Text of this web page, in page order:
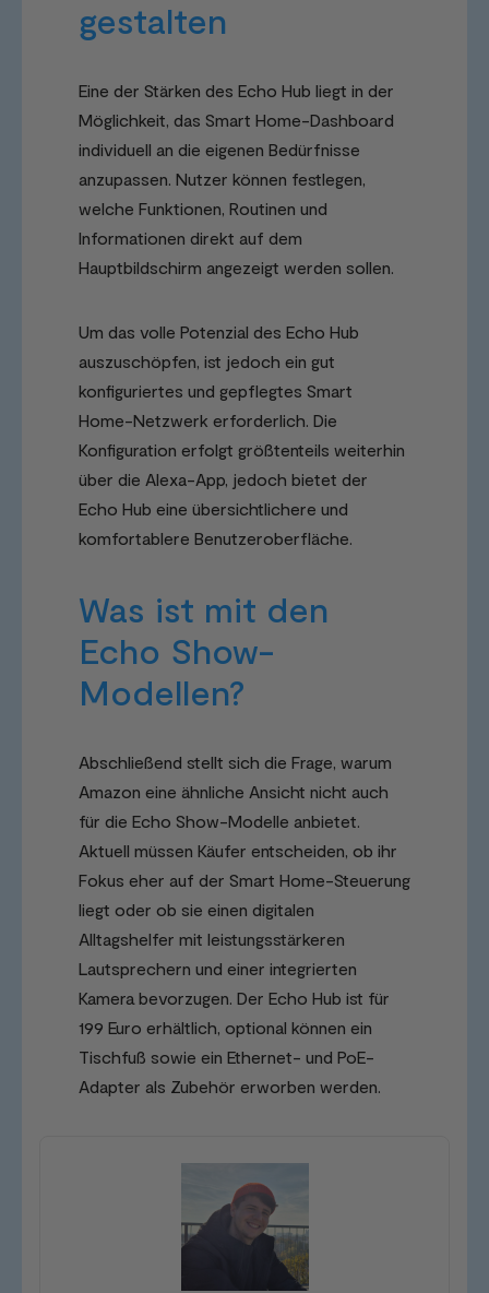
gestalten
Eine der Stärken des Echo Hub liegt in der
Möglichkeit, das Smart Home-Dashboard
individuell an die eigenen Bedürfnisse
anzupassen. Nutzer können festlegen,
welche Funktionen, Routinen und
Informationen direkt auf dem
Hauptbildschirm angezeigt werden sollen.
Um das volle Potenzial des Echo Hub
auszuschöpfen, ist jedoch ein gut
konfiguriertes und gepflegtes Smart
Home-Netzwerk erforderlich. Die
Konfiguration erfolgt größtenteils weiterhin
über die Alexa-App, jedoch bietet der
Echo Hub eine übersichtlichere und
komfortablere Benutzeroberfläche.
Was ist mit den
Echo Show-
Modellen?
Abschließend stellt sich die Frage, warum
Amazon eine ähnliche Ansicht nicht auch
für die Echo Show-Modelle anbietet.
Aktuell müssen Käufer entscheiden, ob ihr
Fokus eher auf der Smart Home-Steuerung
liegt oder ob sie einen digitalen
Alltagshelfer mit leistungsstärkeren
Lautsprechern und einer integrierten
Kamera bevorzugen. Der Echo Hub ist für
199 Euro erhältlich, optional können ein
Tischfuß sowie ein Ethernet- und PoE-
Adapter als Zubehör erworben werden.